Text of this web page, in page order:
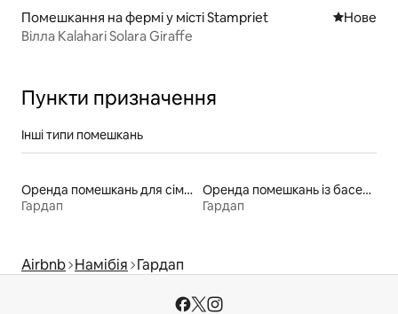
Помешкання на фермі у місті Stampriet Нове
Нове
Вілла Kalahari Solara Giraffe
Пункти призначення
Інші типи помешкань
Оренда помешкань для сімей
Гардап
Оренда помешкань із басейном
Гардап
Airbnb Намібія Гардап